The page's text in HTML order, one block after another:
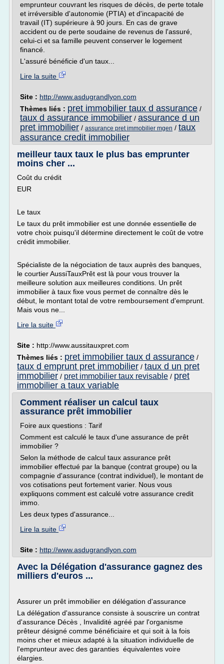
emprunteur couvrant les risques de décès, de perte totale
et irréversible d'autonomie (PTIA) et d'incapacité de
travail (IT) supérieure à 90 jours. En cas de grave
accident ou de perte soudaine de revenus de l'assuré,
celui-ci et sa famille peuvent conserver le logement
financé.
L'assuré bénéficie d'un taux...
Lire la suite
Site : http://www.asdugrandlyon.com
Thèmes liés : pret immobilier taux d assurance /
taux d assurance immobilier / assurance d un
pret immobilier / assurance pret immobilier mgen / taux
assurance credit immobilier
meilleur taux taux le plus bas emprunter
moins cher ...
Coût du crédit
EUR
Le taux
Le taux du prêt immobilier est une donnée essentielle de
votre choix puisqu'il détermine directement le coût de votre
crédit immobilier.
Spécialiste de la négociation de taux auprès des banques,
le courtier AussiTauxPrêt est là pour vous trouver la
meilleure solution aux meilleures conditions. Un prêt
immobilier à taux fixe vous permet de connaître dès le
début, le montant total de votre remboursement d'emprunt.
Mais vous ne...
Lire la suite
Site : http://www.aussitauxpret.com
Thèmes liés : pret immobilier taux d assurance /
taux d emprunt pret immobilier / taux d un pret
immobilier / pret immobilier taux revisable / pret
immobilier a taux variable
Comment réaliser un calcul taux
assurance prêt immobilier
Foire aux questions : Tarif
Comment est calculé le taux d'une assurance de prêt
immobilier ?
Selon la méthode de calcul taux assurance prêt
immobilier effectué par la banque (contrat groupe) ou la
compagnie d'assurance (contrat individuel), le montant de
vos cotisations peut fortement varier. Nous vous
expliquons comment est calculé votre assurance credit
immo.
Les deux types d'assurance...
Lire la suite
Site : http://www.asdugrandlyon.com
Avec la Délégation d'assurance gagnez des
milliers d'euros ...
Assurer un prêt immobilier en délégation d'assurance
La délégation d'assurance consiste à souscrire un contrat
d'assurance Décès , Invalidité agréé par l'organisme
prêteur désigné comme bénéficiaire et qui soit à la fois
moins cher et mieux adapté à la situation individuelle de
l'emprunteur avec des garanties équivalentes voire
élargies.